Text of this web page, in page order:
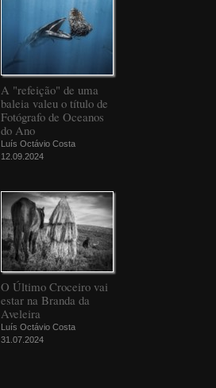
A "refeição" de uma
baleia valeu o título de
Fotógrafo de Oceanos
do Ano
Luís Octávio Costa
12.09.2024
O Último Croceiro vai
estar na Branda da
Aveleira
Luís Octávio Costa
31.07.2024